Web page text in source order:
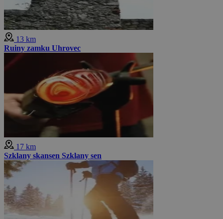
13 km
Ruiny zamku Uhrovec
17 km
Szklany skansen Szklany sen